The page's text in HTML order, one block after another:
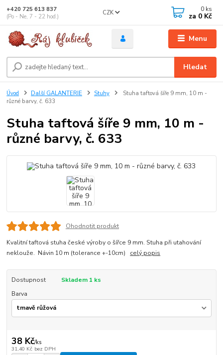
Menu
CZK
Hledat
+420 725 613 837
(Po - Ne, 7 - 22 hod.)
0 ks
za 0 Kč
Úvod Další GALANTERIE Stuhy
Stuha taftová šíře 9 mm, 10 m -
různé barvy, č. 633
Stuha taftová šíře 9 mm, 10 m -
různé barvy, č. 633
Ohodnotit produkt
Kvalitní taftová stuha české výroby o šířce 9 mm. Stuha při utahování
neklouže. Návin 10 m (tolerance +-10cm) celý popis
Dostupnost
Skladem 1 ks
Barva
38 Kč/ks
31,40 Kč bez DPH